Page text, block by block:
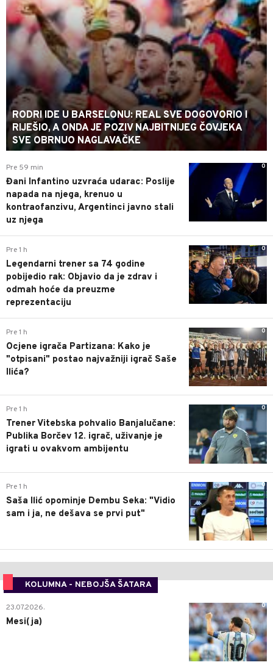
RODRI IDE U BARSELONU: REAL SVE DOGOVORIO I
RIJEŠIO, A ONDA JE POZIV NAJBITNIJEG ČOVJEKA
SVE OBRNUO NAGLAVAČKE
0
Pre 59 min
Đani Infantino uzvraća udarac: Poslije
napada na njega, krenuo u
kontraofanzivu, Argentinci javno stali
uz njega
0
Pre 1 h
Legendarni trener sa 74 godine
pobijedio rak: Objavio da je zdrav i
odmah hoće da preuzme
reprezentaciju
0
Pre 1 h
Ocjene igrača Partizana: Kako je
"otpisani" postao najvažniji igrač Saše
Ilića?
0
Pre 1 h
Trener Vitebska pohvalio Banjalučane:
Publika Borčev 12. igrač, uživanje je
igrati u ovakvom ambijentu
0
Pre 1 h
Saša Ilić opominje Dembu Seka: "Vidio
sam i ja, ne dešava se prvi put"
KOLUMNA - NEBOJŠA ŠATARA
0
23.07.2026.
Mesi(ja)